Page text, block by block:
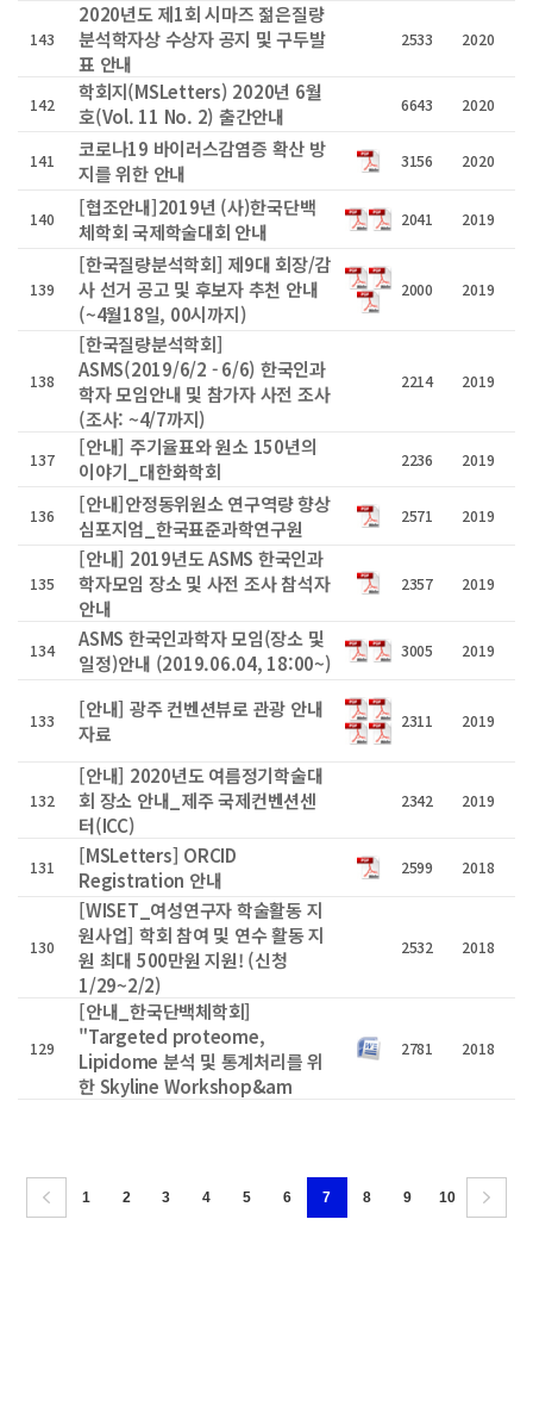
143
2020년도 제1회 시마즈 젊은질량
분석학자상 수상자 공지 및 구두발
표 안내
2533 2020
142
학회지(MSLetters) 2020년 6월
호(Vol. 11 No. 2) 출간안내
6643 2020
141
코로나19 바이러스감염증 확산 방
지를 위한 안내
3156 2020
140
[협조안내]2019년 (사)한국단백
체학회 국제학술대회 안내
2041 2019
139
[한국질량분석학회] 제9대 회장/감
사 선거 공고 및 후보자 추천 안내
(~4월18일, 00시까지)
2000 2019
138
[한국질량분석학회]
ASMS(2019/6/2 - 6/6) 한국인과
학자 모임안내 및 참가자 사전 조사
(조사: ~4/7까지)
2214 2019
137
[안내] 주기율표와 원소 150년의
이야기_대한화학회
2236 2019
136
[안내]안정동위원소 연구역량 향상
심포지엄_한국표준과학연구원
2571 2019
135
[안내] 2019년도 ASMS 한국인과
학자모임 장소 및 사전 조사 참석자
안내
2357 2019
134
ASMS 한국인과학자 모임(장소 및
일정)안내 (2019.06.04, 18:00~)
3005 2019
133
[안내] 광주 컨벤션뷰로 관광 안내
자료
2311 2019
132
[안내] 2020년도 여름정기학술대
회 장소 안내_제주 국제컨벤션센
터(ICC)
2342 2019
131
[MSLetters] ORCID
Registration 안내
2599 2018
130
[WISET_여성연구자 학술활동 지
원사업] 학회 참여 및 연수 활동 지
원 최대 500만원 지원! (신청
1/29~2/2)
2532 2018
129
[안내_한국단백체학회]
"Targeted proteome,
Lipidome 분석 및 통계처리를 위
한 Skyline Workshop&am
2781 2018
1 2 3 4 5 6 7 8 9 10